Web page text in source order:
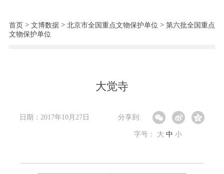
首页> 文博数据> 北京市全国重点文物保护单位 > 第六批全国重点
文物保护单位
大觉寺
日期：2017年10月27日 分享到:
字号： 大 中 小